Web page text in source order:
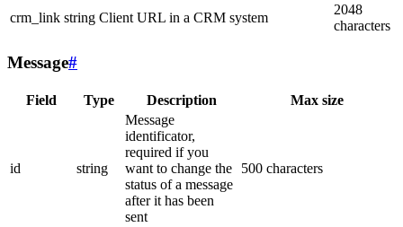
crm_link string Client URL in a CRM system
2048
characters
Message#
Field Type Description Max size
id string
Message
identificator,
required if you
want to change the
status of a message
after it has been
sent
500 characters